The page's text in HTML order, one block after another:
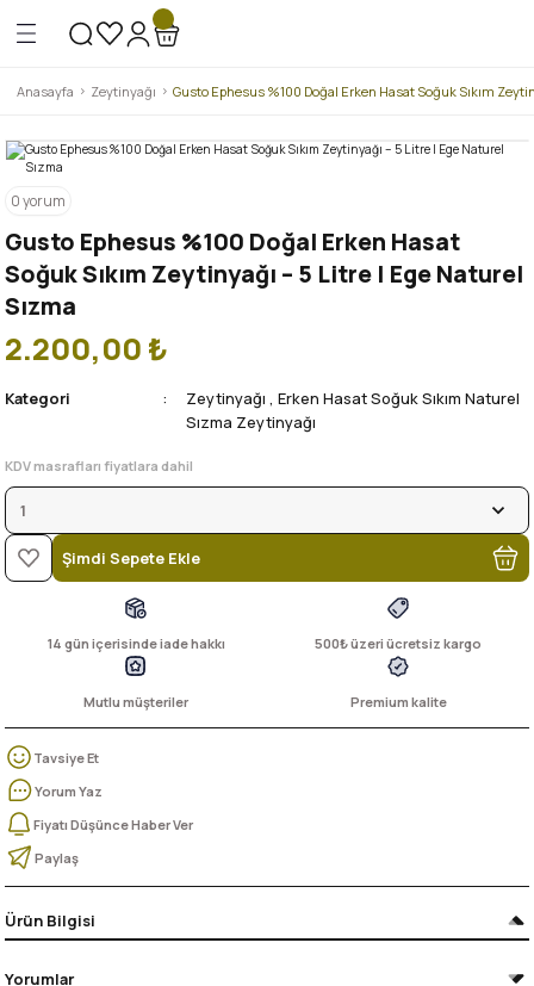
Sıkım Naturel Sızma Zeytinyağı
Sızma Zeytinyağı
Anasayfa Zeytinyağı Gusto Ephesus %100 Doğal Erken Hasat Soğuk Sıkım
0 yorum
Gusto Ephesus %100 Doğal Erken Hasat
Soğuk Sıkım Zeytinyağı – 5 Litre | Ege Naturel
Sızma
2.200,00 ₺
Kategori Zeytinyağı , Erken Hasat Soğuk Sıkım Naturel
Sızma Zeytinyağı
KDV masrafları fiyatlara dahil
Şimdi Sepete Ekle
14 gün içerisinde iade hakkı 500₺ üzeri ücretsiz kargo
Mutlu müşteriler Premium kalite
Tavsiye Et
Yorum Yaz
Fiyatı Düşünce Haber Ver
Paylaş
Ürün Bilgisi
Yorumlar